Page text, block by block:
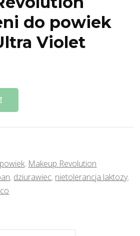
do powiek
Violet
, Makeup Revolution
, dziurawiec, nietolerancja laktozy,